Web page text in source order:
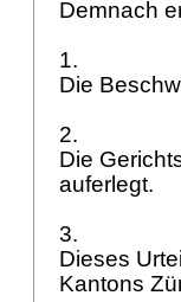
Demnach
1.
Die
2.
Die
auferlegt.
3.
Dieses
Kantons